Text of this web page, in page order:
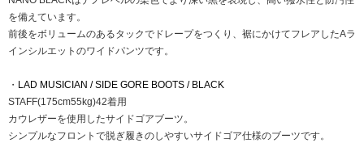
を備えています。
前後をボリュームのあるタックでドレープをつくり、裾にかけてフレアしたAラ
インシルエットのワイドパンツです。
・ LAD MUSICIAN / SIDE GORE BOOTS / BLACK
STAFF(175cm55kg)42着用
カウレザーを使用したサイドゴアブーツ。
シンプルなフロントで脱ぎ履きのしやすいサイドゴア仕様のブーツです。